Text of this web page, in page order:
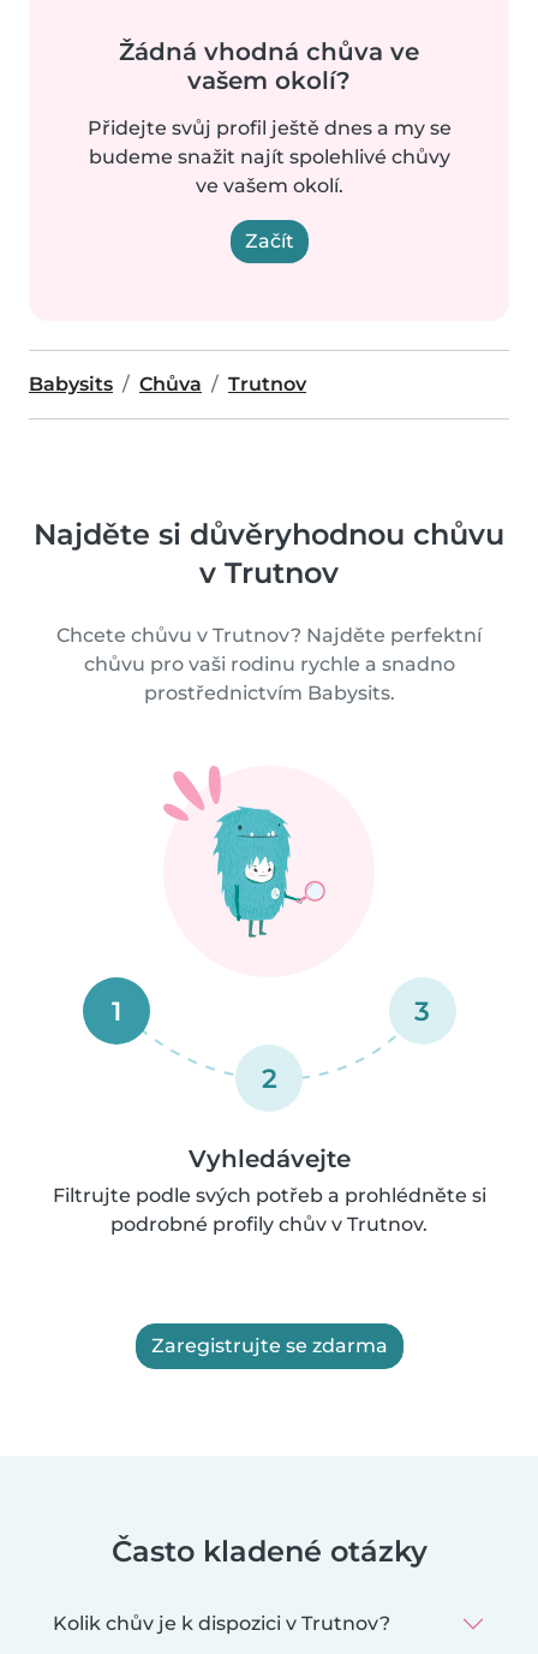
Žádná vhodná chůva ve
vašem okolí?
Přidejte svůj profil ještě dnes a my se
budeme snažit najít spolehlivé chůvy
ve vašem okolí.
Začít
Babysits Chůva Trutnov
Najděte si důvěryhodnou chůvu
v Trutnov
Chcete chůvu v Trutnov? Najděte perfektní
chůvu pro vaši rodinu rychle a snadno
prostřednictvím Babysits.
1
2
3
Vyhledávejte
Filtrujte podle svých potřeb a prohlédněte si
podrobné profily chův v Trutnov.
Zaregistrujte se zdarma
Často kladené otázky
Kolik chův je k dispozici v Trutnov?